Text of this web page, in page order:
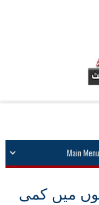
میں کمی